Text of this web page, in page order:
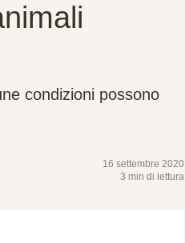
condizioni possono
16 settembre 2020
3 min di lettura